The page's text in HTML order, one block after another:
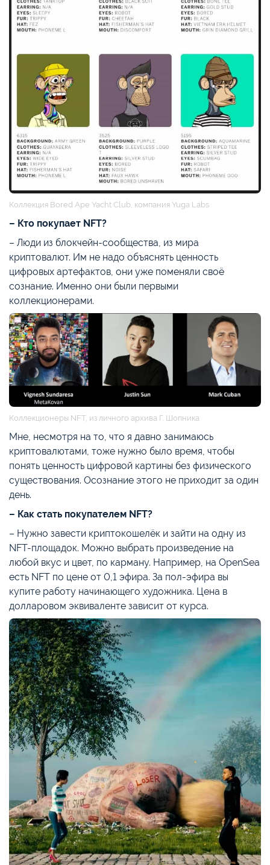
Коллекция Bored Ape Yacht Club, компания Yuga Labs
– Кто покупает NFT?
– Люди из блокчейн-сообщества, из мира
криптовалют. Им не надо объяснять ценность
цифровых артефактов, они уже поменяли своё
сознание. Именно они были первыми
коллекционерами.
Коллекционеры NFT, из личного архива Г. Шопника
Мне, несмотря на то, что я давно занимаюсь
криптовалютами, тоже нужно было время, чтобы
понять ценность цифровой картины без физического
существования. Осознание этого не приходит за один
день.
– Как стать покупателем NFT?
– Нужно завести криптокошелёк и зайти на одну из
NFT-площадок. Можно выбрать произведение на
любой вкус и цвет, по карману. Например, на OpenSea
есть NFT по цене от 0,1 эфира. За пол-эфира вы
купите работу начинающего художника. Цена в
долларовом эквиваленте зависит от курса.